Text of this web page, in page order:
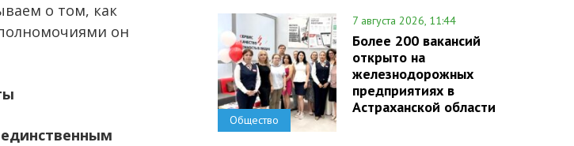
о том, как
он
Общество
7 августа 2026, 11:44
Более 200 вакансий
открыто на
железнодорожных
предприятиях в
Астраханской области